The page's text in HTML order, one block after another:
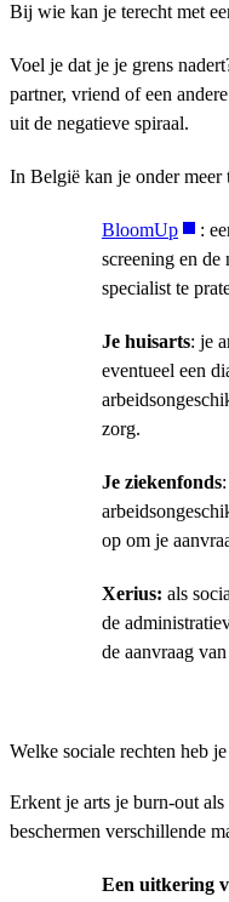
Bij wie kan je terecht met
Voel je dat je je grens
partner, vriend of een
uit de negatieve spiraal.
In België kan je onder meer
BloomUp
:
screening en
specialist te
Je huisarts: je
eventueel een
zorg.
Je ziekenfonds
op om je
Xerius: als
de
de aanvraag
Welke sociale rechten heb
Erkent je arts je burn-out
beschermen verschillende
Een uitkering